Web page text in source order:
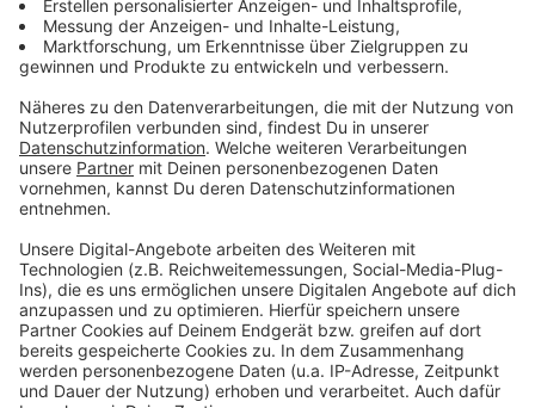
Rettungs-Sanitätern. Es gab unter anderem zwei
Strafanzeigen wegen Fahrens ohne Führerschein, vier
Verwarngelder und sechs Ordnungswidrigkeiten. Unter
anderem war ein Kontrollierter angetrunken
unterwegs.
Anzeige
Anzeige